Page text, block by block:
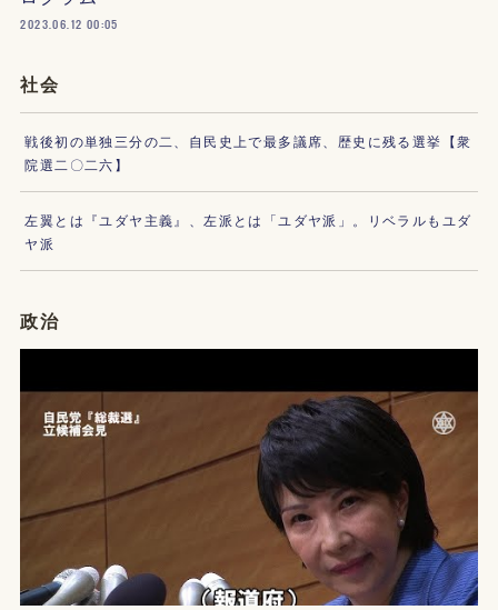
2023.06.12 00:05
社会
戦後初の単独三分の二、自民史上で最多議席、歴史に残る選挙【衆
院選二〇二六】
左翼とは『ユダヤ主義』、左派とは「ユダヤ派」。リベラルもユダ
ヤ派
政治